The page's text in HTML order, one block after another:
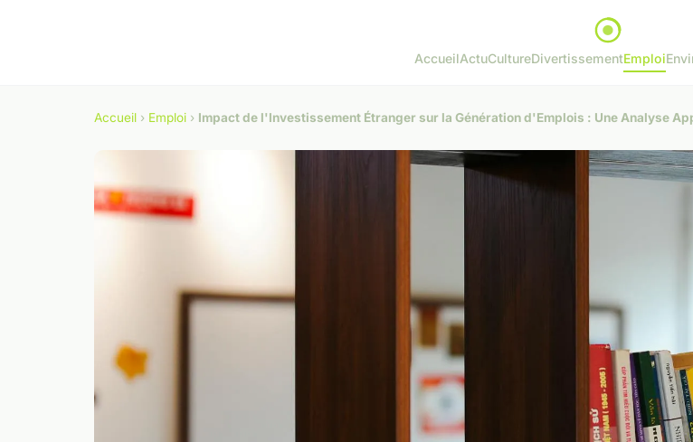
AccueilActuCultureDivertissementEmploi
Accueil › Emploi › Impact de l'Investissement Étranger sur la Génération d'Emplois : Une Analyse